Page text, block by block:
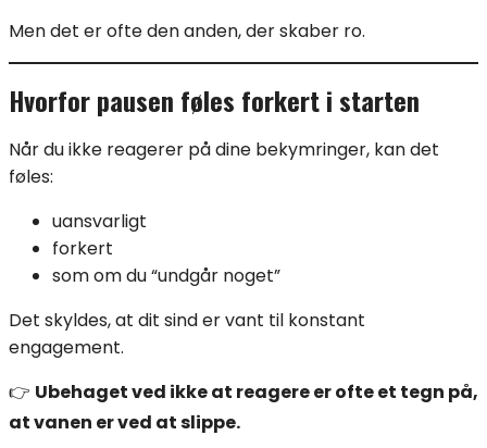
Men det er ofte den anden, der skaber ro.
Hvorfor pausen føles forkert i starten
Når du ikke reagerer på dine bekymringer, kan det
føles:
uansvarligt
forkert
som om du “undgår noget”
Det skyldes, at dit sind er vant til konstant
engagement.
👉 Ubehaget ved ikke at reagere er ofte et tegn på,
at vanen er ved at slippe.